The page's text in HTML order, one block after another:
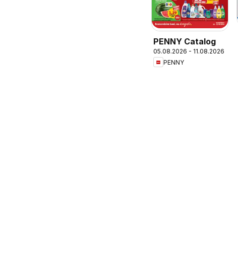
PENNY Catalog
05.08.2026 - 11.08.2026
PENNY